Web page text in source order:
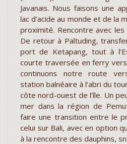
Javanais. Nous faisons une
lac d’acide au monde et de la
proximité. Rencontre avec
De retour à Paltuding,
port de Ketapang, tout à
courte traversée en ferry vers
continuons notre route
station balnéaire à l’abri du
côte nord-ouest de l’île. Un
mer dans la région de
faire une transition entre le
celui sur Bali, avec en option
à la rencontre des dauphins,